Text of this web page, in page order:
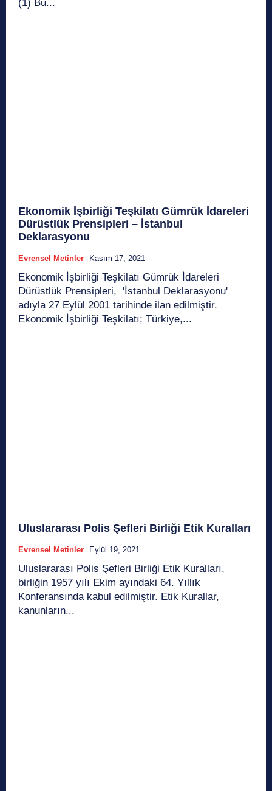
(1) Bu...
Ekonomik İşbirliği Teşkilatı Gümrük İdareleri
Dürüstlük Prensipleri – İstanbul
Deklarasyonu
Evrensel Metinler Kasım 17, 2021
Ekonomik İşbirliği Teşkilatı Gümrük İdareleri
Dürüstlük Prensipleri, 'İstanbul Deklarasyonu'
adıyla 27 Eylül 2001 tarihinde ilan edilmiştir.
Ekonomik İşbirliği Teşkilatı; Türkiye,...
Uluslararası Polis Şefleri Birliği Etik Kuralları
Evrensel Metinler Eylül 19, 2021
Uluslararası Polis Şefleri Birliği Etik Kuralları,
birliğin 1957 yılı Ekim ayındaki 64. Yıllık
Konferansında kabul edilmiştir. Etik Kurallar,
kanunların...